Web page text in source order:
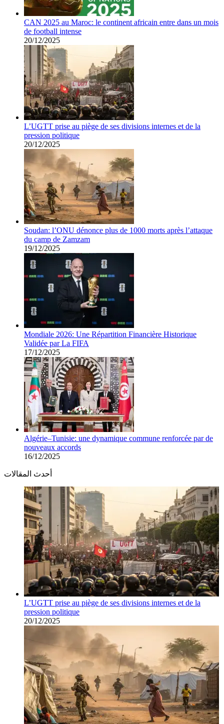
CAN 2025 au Maroc: le continent africain entre dans un mois
de football intense
20/12/2025
L’UGTT prise au piège de ses divisions internes et de la
pression politique
20/12/2025
Soudan: l’ONU dénonce plus de 1000 morts après l’attaque
du camp de Zamzam
19/12/2025
Mondiale 2026: Une Répartition Financière Historique
Validée par La FIFA
17/12/2025
Algérie–Tunisie: une dynamique commune renforcée par de
nouveaux accords
16/12/2025
أحدث المقالات
L’UGTT prise au piège de ses divisions internes et de la
pression politique
20/12/2025